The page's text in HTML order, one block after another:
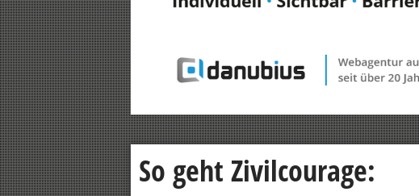
So geht Zivilcourage: